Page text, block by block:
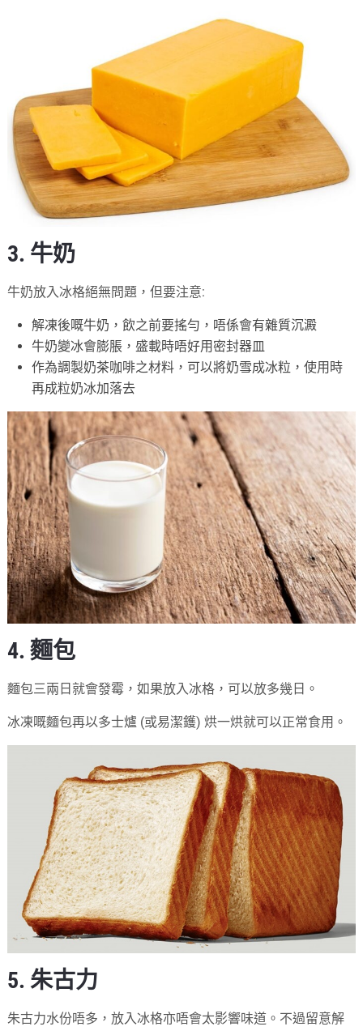
3. 牛奶
牛奶放入冰格絕無問題，但要注意:
解凍後嘅牛奶，飲之前要搖勻，唔係會有雜質沉澱
牛奶變冰會膨脹，盛載時唔好用密封器皿
作為調製奶茶咖啡之材料，可以將奶雪成冰粒，使用時
再成粒奶冰加落去
4. 麵包
麵包三兩日就會發霉，如果放入冰格，可以放多幾日。
冰凍嘅麵包再以多士爐 (或易潔鑊) 烘一烘就可以正常食用。
5. 朱古力
朱古力水份唔多，放入冰格亦唔會太影響味道。不過留意解